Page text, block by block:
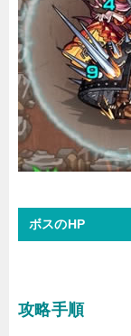
ボスのHP
攻略手順